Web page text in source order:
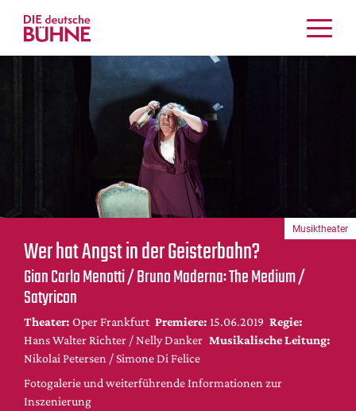
Schauspiel
Musiktheater
Bühnenwelt
Festivals & Veranstaltungen
Menschen & Theater
Themen
Internationales
Nachrufe
Medientipps
DdB-map
Kalender
Wer hat Angst in der Geisterbahn?
Gian Carlo Menotti / Bruno Maderna: The Medium /
Satyricon
Theater: Oper Frankfurt Premiere: 15.06.2019 Regie:
Hans Walter Richter / Nelly Danker Musikalische Leitung:
Nikolai Petersen / Simone Di Felice
Fotogalerie und weiterführende Informationen zur
Inszenierung
Musiktheater